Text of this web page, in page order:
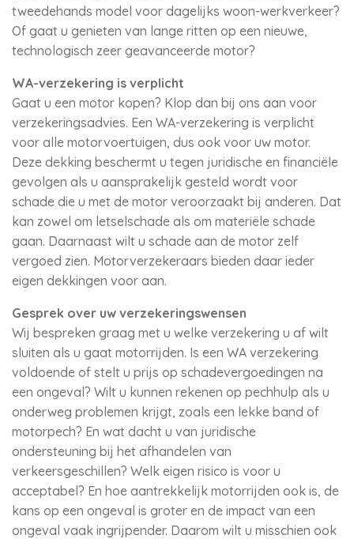
tweedehands model voor dagelijks woon-werkverkeer?
Of gaat u genieten van lange ritten op een nieuwe,
technologisch zeer geavanceerde motor?
WA-verzekering is verplicht
Gaat u een motor kopen? Klop dan bij ons aan voor
verzekeringsadvies. Een WA-verzekering is verplicht
voor alle motorvoertuigen, dus ook voor uw motor.
Deze dekking beschermt u tegen juridische en financiële
gevolgen als u aansprakelijk gesteld wordt voor
schade die u met de motor veroorzaakt bij anderen. Dat
kan zowel om letselschade als om materiële schade
gaan. Daarnaast wilt u schade aan de motor zelf
vergoed zien. Motorverzekeraars bieden daar ieder
eigen dekkingen voor aan.
Gesprek over uw verzekeringswensen
Wij bespreken graag met u welke verzekering u af wilt
sluiten als u gaat motorrijden. Is een WA verzekering
voldoende of stelt u prijs op schadevergoedingen na
een ongeval? Wilt u kunnen rekenen op pechhulp als u
onderweg problemen krijgt, zoals een lekke band of
motorpech? En wat dacht u van juridische
ondersteuning bij het afhandelen van
verkeersgeschillen? Welk eigen risico is voor u
acceptabel? En hoe aantrekkelijk motorrijden ook is, de
kans op een ongeval is groter en de impact van een
ongeval vaak ingrijpender. Daarom wilt u misschien ook